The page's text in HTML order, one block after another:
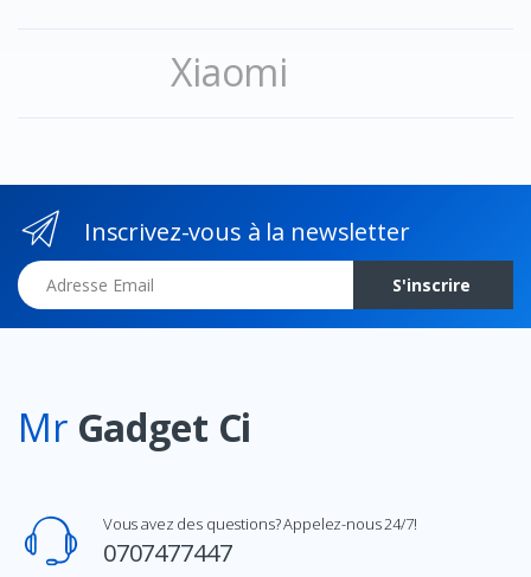
Xiaomi
Inscrivez-vous à la newsletter
Adresse Email
S'inscrire
Mr Gadget Ci
Vous avez des questions? Appelez-nous 24/7!
0707477447